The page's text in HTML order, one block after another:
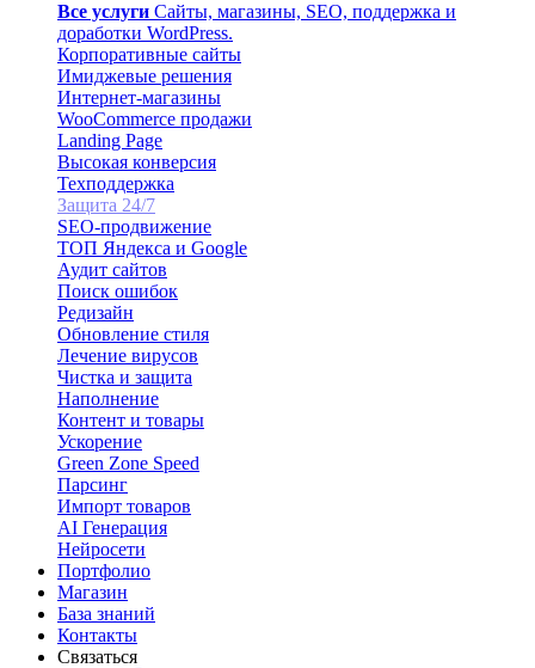
Все услуги Сайты, магазины, SEO, поддержка и
доработки WordPress.
Корпоративные сайты
Имиджевые решения
Интернет-магазины
WooCommerce продажи
Landing Page
Высокая конверсия
Техподдержка
Защита 24/7
SEO-продвижение
ТОП Яндекса и Google
Аудит сайтов
Поиск ошибок
Редизайн
Обновление стиля
Лечение вирусов
Чистка и защита
Наполнение
Контент и товары
Ускорение
Green Zone Speed
Парсинг
Импорт товаров
AI Генерация
Нейросети
Портфолио
Магазин
База знаний
Контакты
Связаться